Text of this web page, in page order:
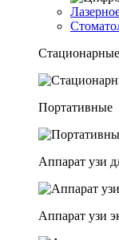
Стационарные
Портативные
Аппарат узи
Аппарат узи